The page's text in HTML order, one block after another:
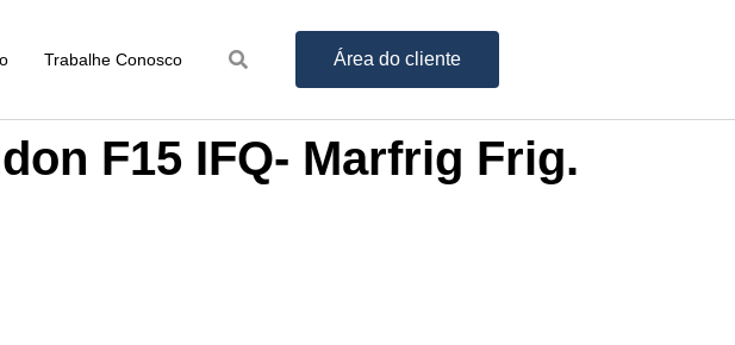
Trabalhe Conosco Área do cliente
F15 IFQ- Marfrig Frig.